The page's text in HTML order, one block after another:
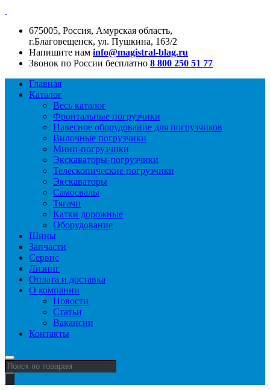
675005, Россия, Амурская область,
г.Благовещенск, ул. Пушкина, 163/2
Напишите нам info@magistral-blag.ru
Звонок по России бесплатно 8 800 250 51 77
Главная
Каталог
Весь каталог
Фронтальные погрузчики
Навесное оборудование для погрузчиков
Вилочные погрузчики
Мини-погрузчики
Экскаваторы-погрузчики
Телескопические погрузчики
Экскаваторы
Самосвалы
Тягачи
Катки дорожные
Оборудование
Шины
Запчасти
Сервис
Лизинг
Оплата и доставка
О компании
Новости
Статьи
Вакансии
Контакты
Поиск
товаров